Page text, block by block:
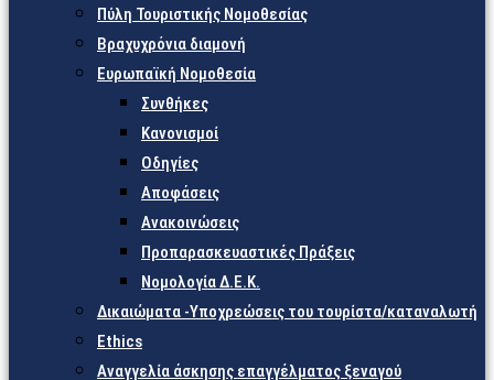
Πύλη Τουριστικής Νομοθεσίας
Βραχυχρόνια διαμονή
Ευρωπαϊκή Νομοθεσία
Συνθήκες
Κανονισμοί
Οδηγίες
Αποφάσεις
Ανακοινώσεις
Προπαρασκευαστικές Πράξεις
Νομολογία Δ.Ε.Κ.
Δικαιώματα -Υποχρεώσεις του τουρίστα/καταναλωτή
Ethics
Αναγγελία άσκησης επαγγέλματος ξεναγού